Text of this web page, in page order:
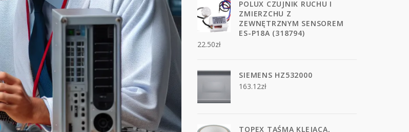
POLUX CZUJNIK RUCHU I
ZMIERZCHU Z
ZEWNĘTRZNYM SENSOREM
ES-P18A (318794)
22.50zł
SIEMENS HZ532000
163.12zł
TOPEX TAŚMA KLEJĄCA,